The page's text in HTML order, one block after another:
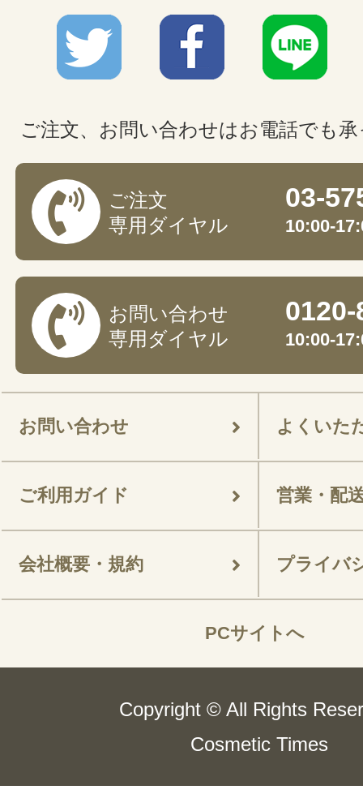
ご注文、お問い合わせはお電話でも
ご注文
専用ダイヤル
03-
10:00-
お問い合わせ
専用ダイヤル
10:00-
お問い合わせ よくいた
ご利用ガイド 営業・配
会社概要・規約 プライバ
PCサイトへ
Copyright © All Rights
Cosmetic Times